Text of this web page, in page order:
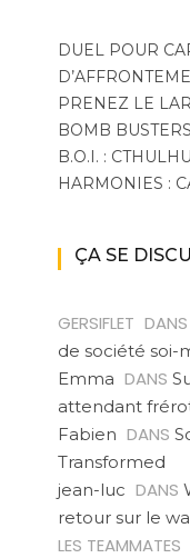
DUEL POUR
PRENEZ LE
BOMB
B.O.I. :
HARMONIES :
ÇA SE
GERSIFLET DANS
de société soi-
Emma DANS
attendant
Fabien DANS
Transformed
jean-luc DANS
retour sur le
LES TEAMMATES